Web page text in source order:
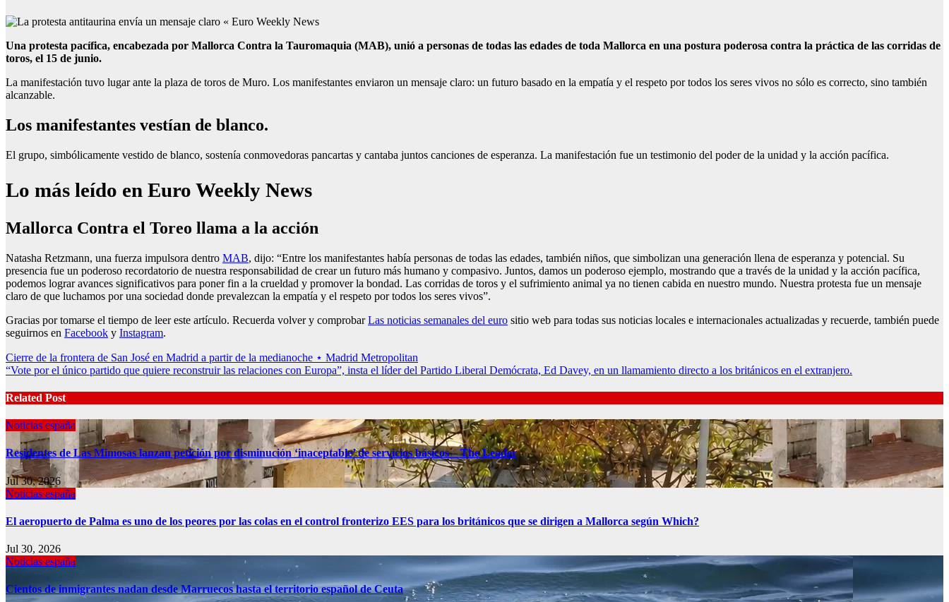
Una protesta pacífica, encabezada por Mallorca Contra la Tauromaquia (MAB), unió a personas de todas las edades de toda Mallorca en una postura poderosa contra la práctica de las corridas de
toros, el 15 de junio.
La manifestación tuvo lugar ante la plaza de toros de Muro. Los manifestantes enviaron un mensaje claro: un futuro basado en la empatía y el respeto por todos los seres vivos no sólo es correcto, sino también
alcanzable.
Los manifestantes vestían de blanco.
El grupo, simbólicamente vestido de blanco, sostenía conmovedoras pancartas y cantaba juntos canciones de esperanza. La manifestación fue un testimonio del poder de la unidad y la acción pacífica.
Lo más leído en Euro Weekly News
Mallorca Contra el Toreo llama a la acción
Natasha Retzmann, una fuerza impulsora dentro MAB, dijo: “Entre los manifestantes había personas de todas las edades, también niños, que simbolizan una generación llena de esperanza y potencial. Su
presencia fue un poderoso recordatorio de nuestra responsabilidad de crear un futuro más humano y compasivo. Juntos, damos un poderoso ejemplo, mostrando que a través de la unidad y la acción pacífica,
podemos lograr avances significativos para poner fin a la crueldad y promover la bondad. Las corridas de toros y el sufrimiento animal ya no tienen cabida en nuestro mundo. Nuestra protesta fue un mensaje
claro de que luchamos por una sociedad donde prevalezcan la empatía y el respeto por todos los seres vivos”.
Gracias por tomarse el tiempo de leer este artículo. Recuerda volver y comprobarLas noticias semanales del euro sitio web para todas sus noticias locales e internacionales actualizadas y recuerde, también puede
seguirnos en Facebook y Instagram.
Post
navigation
Cierre de la frontera de San José en Madrid a partir de la medianoche ⋆ Madrid Metropolitan
“Vote por el único partido que quiere reconstruir las relaciones con Europa”, insta el líder del Partido Liberal Demócrata, Ed Davey, en un llamamiento directo a los británicos en el extranjero.
Related Post
Noticias españa
Residentes de Las Mimosas lanzan petición por disminución ‘inaceptable’ de servicios básicos – The Leader
Jul 30, 2026
Noticias españa
El aeropuerto de Palma es uno de los peores por las colas en el control fronterizo EES para los británicos que se dirigen a Mallorca según Which?
Jul 30, 2026
Noticias españa
Cientos de inmigrantes nadan desde Marruecos hasta el territorio español de Ceuta